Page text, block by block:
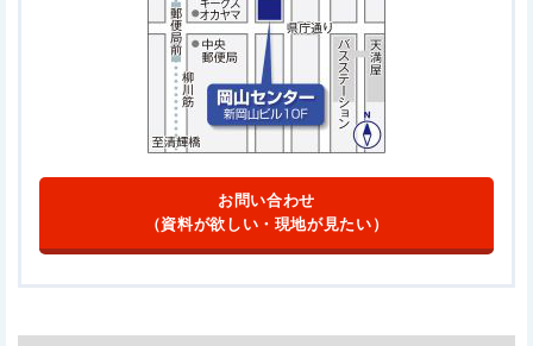
お問い合わせ
（資料が欲しい・現地が見たい）